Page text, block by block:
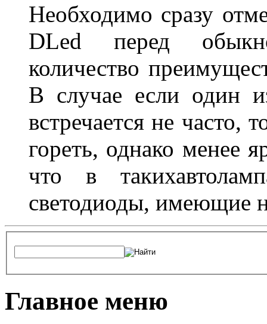
Необходимо сразу
DLed перед
количество
В случае если один
встречается не часто,
гореть, однако менее
что в
светодиоды, имеющие
Главное меню